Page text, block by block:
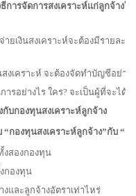
ารจัดการสงเคราะห์แก่ลูกจ้าง
เงินสงเคราะห์จะต้องมีรายละเ
งเคราะห์ จะต้องจัดทำบัญชีอย่าง
รอย่างไร ใคร? จะเป็นผู้ที่จะได้รั
บกองทุนสงเคราะห์ลูกจ้าง
กองทุนสงเคราะห์ลูกจ้าง”กับ “ก
สองกองทุน
กองทุน
และลูกจ้างอัตราเท่าไหร่